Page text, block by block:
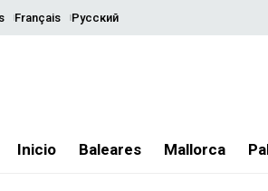
Français Русский
Inicio Baleares Mallorca